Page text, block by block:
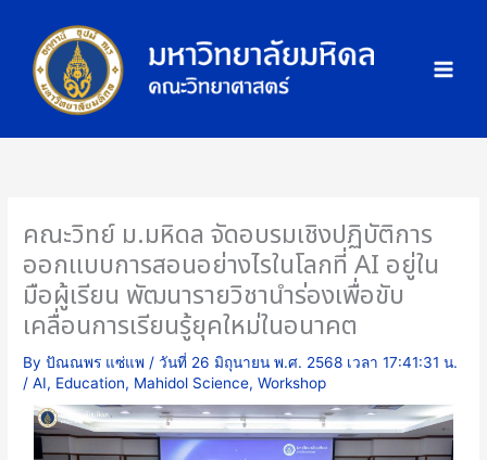
content
คณะวิทย์ ม.มหิดล จัดอบรมเชิงปฏิบัติการ
ออกแบบการสอนอย่างไรในโลกที่ AI อยู่ใน
มือผู้เรียน พัฒนารายวิชานำร่องเพื่อขับ
เคลื่อนการเรียนรู้ยุคใหม่ในอนาคต
Byปัณณพร แซ่แพ /วันที่ 26 มิถุนายน พ.ศ. 2568 เวลา 17:41:31 น.
/AI, Education, Mahidol Science,Workshop
ม